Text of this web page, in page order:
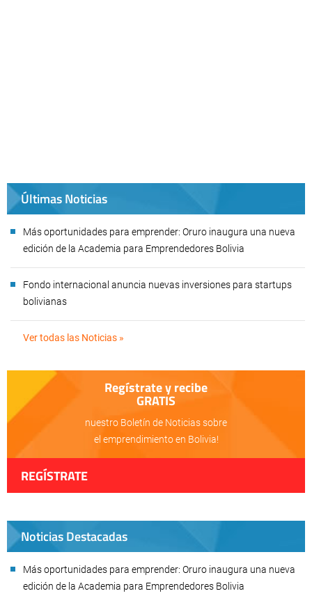
Últimas Noticias
Más oportunidades para emprender: Oruro inaugura una nueva
edición de la Academia para Emprendedores Bolivia
Fondo internacional anuncia nuevas inversiones para startups
bolivianas
Ver todas las Noticias »
Regístrate y recibe
GRATIS
nuestro Boletín de Noticias sobre
el emprendimiento en Bolivia!
REGÍSTRATE
Noticias Destacadas
Más oportunidades para emprender: Oruro inaugura una nueva
edición de la Academia para Emprendedores Bolivia